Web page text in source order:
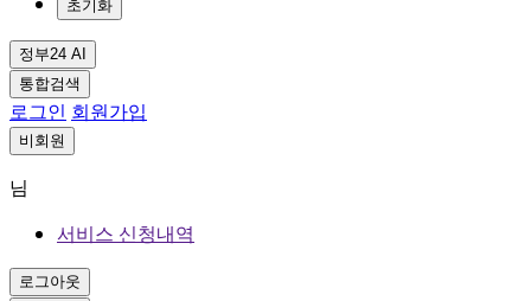
초기화
정부24 AI
통합검색
로그인 회원가입
비회원
님
서비스 신청내역
로그아웃